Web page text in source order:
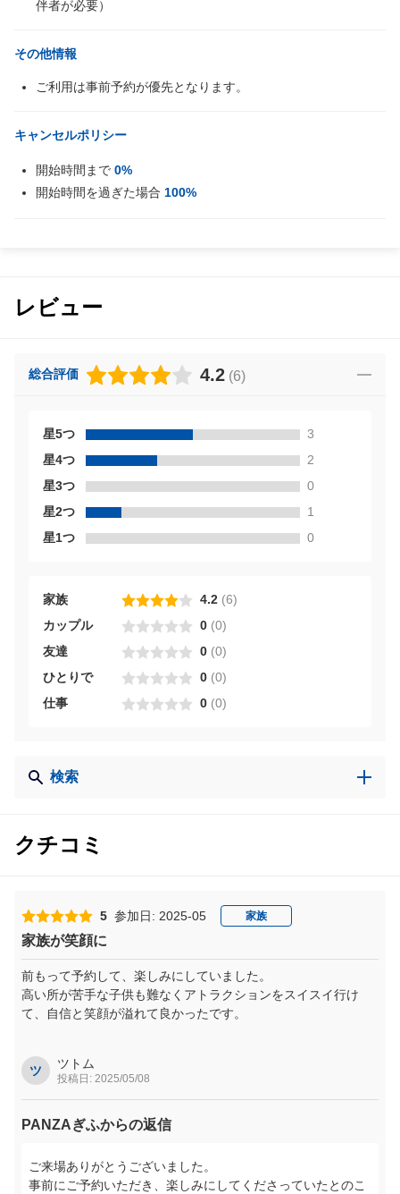
伴者が必要）
その他情報
ご利用は事前予約が優先となります。
キャンセルポリシー
開始時間まで 0%
開始時間を過ぎた場合 100%
レビュー
総合評価 4.2 (6)
星5つ
3
星4つ
2
星3つ
0
星2つ
1
星1つ
0
家族 4.2 (6)
カップル
0 (0)
友達
0 (0)
ひとりで
0 (0)
仕事
0 (0)
検索
クチコミ
5 参加日: 2025-05 家族
家族が笑顔に
前もって予約して、楽しみにしていました。
高い所が苦手な子供も難なくアトラクションをスイスイ行け
て、自信と笑顔が溢れて良かったです。
ツ ツトム
投稿日: 2025/05/08
PANZAぎふからの返信
ご来場ありがとうございました。
事前にご予約いただき、楽しみにしてくださっていたとのこ